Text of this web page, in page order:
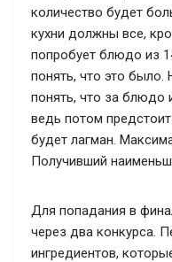
количество будет
кухни должны все,
попробует блюдо из
понять, что это
понять, что за блюдо
ведь потом
будет лагман.
Получивший
Для попадания в
через два конкурса.
ингредиентов,